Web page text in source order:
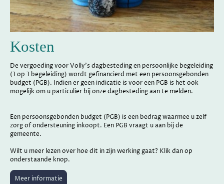
Kosten
De vergoeding voor Volly’s dagbesteding en persoonlijke begeleiding
(1 op 1 begeleiding) wordt gefinancierd met een persoonsgebonden
budget (PGB). Indien er geen indicatie is voor een PGB is het ook
mogelijk om u particulier bij onze dagbesteding aan te melden.
Een persoonsgebonden budget (PGB) is een bedrag waarmee u zelf
zorg of ondersteuning inkoopt. Een PGB vraagt u aan bij de
gemeente.
Wilt u meer lezen over hoe dit in zijn werking gaat? Klik dan op
onderstaande knop.
Meer informatie